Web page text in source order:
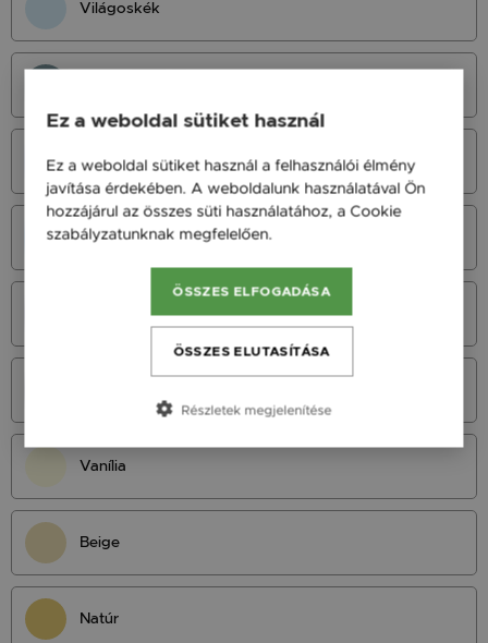
Világoskék
Azúrkék
Neonkék
Vanília
Beige
Natúr
Ez a weboldal sütiket használ
Ez a weboldal sütiket használ a felhasználói élmény
javítása érdekében. A weboldalunk használatával Ön
hozzájárul az összes süti használatához, a Cookie
szabályzatunknak megfelelően.
ÖSSZES ELFOGADÁSA
ÖSSZES ELUTASÍTÁSA
Részletek megjelenítése